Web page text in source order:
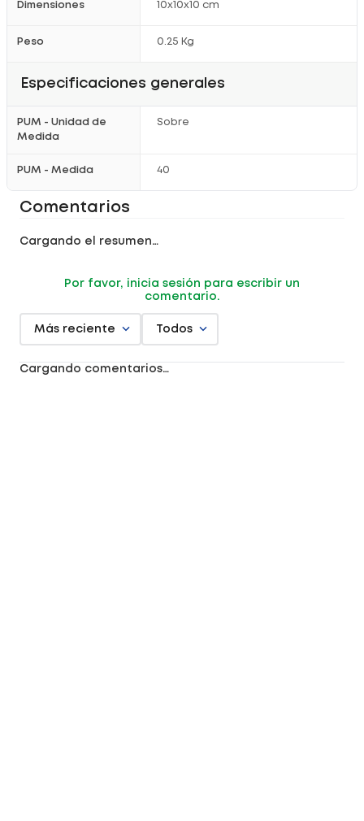
Dimensiones 10x10x10 cm
Peso 0.25 Kg
Especificaciones generales
PUM - Unidad de
Medida
Sobre
PUM - Medida 40
Comentarios
Cargando el resumen…
Por favor, inicia sesión para escribir un
comentario.
Más reciente Todos
Cargando comentarios…